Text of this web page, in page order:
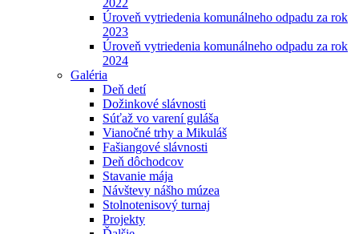
2022
Úroveň vytriedenia komunálneho odpadu za rok
2023
Úroveň vytriedenia komunálneho odpadu za rok
2024
Galéria
Deň detí
Dožinkové slávnosti
Súťaž vo varení guláša
Vianočné trhy a Mikuláš
Fašiangové slávnosti
Deň dôchodcov
Stavanie mája
Návštevy nášho múzea
Stolnotenisový turnaj
Projekty